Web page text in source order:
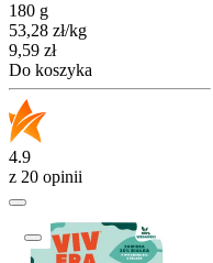
180 g
53,28 zł/kg
Cena
9,59 zł
Do koszyka
4.9
z 20 opinii